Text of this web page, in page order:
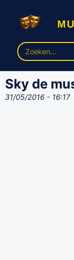
Zoek
naar:
Sky de
31/05/2016 - 16:17